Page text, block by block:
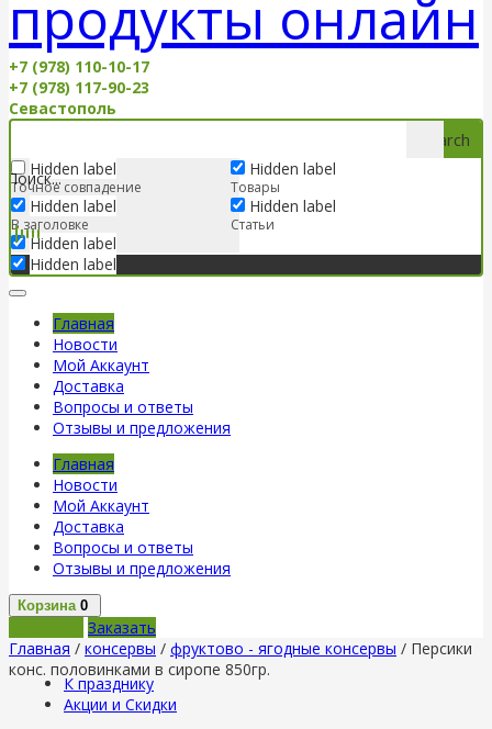
+7 (978) 110-10-17
+7 (978) 117-90-23
Севастополь
Search
Hidden label
Точное совпадение
Hidden label
В заголовке
Hidden label
Hidden label
Hidden label
Товары
Hidden label
Статьи
Главная
Новости
Мой Аккаунт
Доставка
Вопросы и ответы
Отзывы и предложения
Главная
Новости
Мой Аккаунт
Доставка
Вопросы и ответы
Отзывы и предложения
Корзина 0
Заказать
Главная / консервы / фруктово - ягодные консервы / Персики
конс. половинками в сиропе 850гр.
К празднику
Акции и Скидки